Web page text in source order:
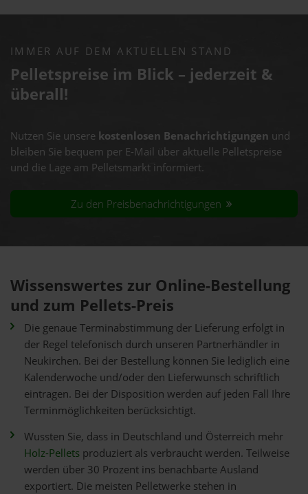
IMMER AUF DEM AKTUELLEN STAND
Pelletspreise im Blick – jederzeit &
überall!
Nutzen Sie unsere kostenlosen Benachrichtigungen und
bleiben Sie bequem per E-Mail über aktuelle Pelletspreise
und die Lage am Pelletsmarkt informiert.
Zu den Preisbenachrichtigungen
Wissenswertes zur Online-Bestellung
und zum Pellets-Preis
Die genaue Terminabstimmung der Lieferung erfolgt in
der Regel telefonisch durch unseren Partnerhändler in
Neukirchen. Bei der Bestellung können Sie lediglich eine
Kalenderwoche und/oder den Lieferwunsch schriftlich
eintragen. Bei der Disposition werden auf jeden Fall Ihre
Terminmöglichkeiten berücksichtigt.
Wussten Sie, dass in Deutschland und Österreich mehr
Holz-Pellets produziert als verbraucht werden. Teilweise
werden über 30 Prozent ins benachbarte Ausland
exportiert. Die meisten Pelletwerke stehen in